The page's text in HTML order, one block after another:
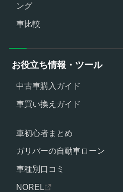
ング
車比較
お役立ち情報・ツール
中古車購入ガイド
車買い換えガイド
車初心者まとめ
ガリバーの自動車ローン
車種別口コミ
NOREL